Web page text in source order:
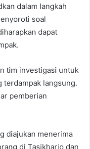
dalam langkah
soal
dapat
tim investigasi untuk
terdampak langsung.
pemberian
diajukan menerima
di Tasikharjo dan